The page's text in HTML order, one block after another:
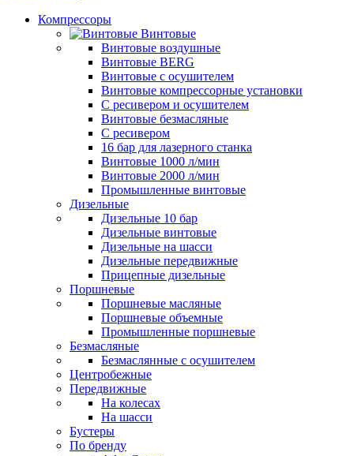
Компрессоры
Винтовые
Винтовые воздушные
Винтовые BERG
Винтовые с осушителем
Винтовые компрессорные установки
C ресивером и осушителем
Винтовые безмасляные
C ресивером
16 бар для лазерного станка
Винтовые 1000 л/мин
Винтовые 2000 л/мин
Промышленные винтовые
Дизельные
Дизельные 10 бар
Дизельные винтовые
Дизельные на шасси
Дизельные передвижные
Прицепные дизельные
Поршневые
Поршневые масляные
Поршневые объемные
Промышленные поршневые
Безмасляные
Безмаслянные с осушителем
Центробежные
Передвижные
На колесах
На шасси
Бустеры
По бренду